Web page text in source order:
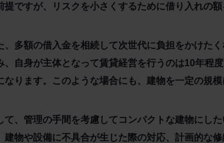
提ですが、リスクを小さくするために借り入れの
、多額の借入金を相続して次世代に負担をかけた
、自身が主体となって賃貸経営を行うのは10年程
なります。このような場合にも、建物を一定の規
て、管理の手間を考慮してコンパクトな建物にし
建物や設備に不具合が生じた際の対応、計画的な